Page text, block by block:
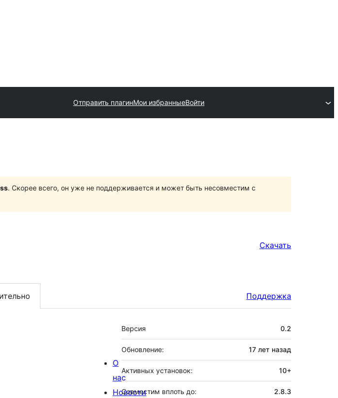
Отправить плагинМои избранныеВойти
. Скорее всего, он уже не поддерживается и может быть несовместим с
Скачать
Поддержка
Мета
Версия 0.2
Обновление: 17 лет назад
Активных установок: 10+
Совместим вплоть до: 2.8.3
О
нас
Новости